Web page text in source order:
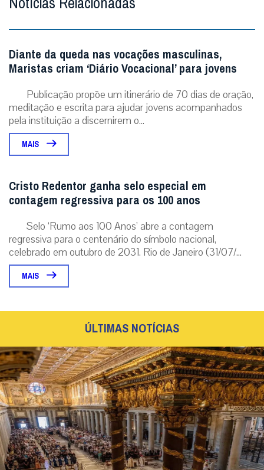
Diante da queda nas vocações masculinas,
Maristas criam ‘Diário Vocacional’ para jovens
Publicação propõe um itinerário de 70 dias de oração,
meditação e escrita para ajudar jovens acompanhados
pela instituição a discernirem o...
MAIS
Cristo Redentor ganha selo especial em
contagem regressiva para os 100 anos
Selo ‘Rumo aos 100 Anos’ abre a contagem
regressiva para o centenário do símbolo nacional,
celebrado em outubro de 2031. Rio de Janeiro (31/07/...
MAIS
ÚLTIMAS NOTÍCIAS